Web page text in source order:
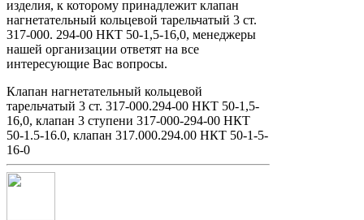
изделия, к которому принадлежит клапан
нагнетательный кольцевой тарельчатый 3 ст.
317-000. 294-00 НКТ 50-1,5-16,0, менеджеры
нашей организации ответят на все
интересующие Вас вопросы.
Клапан нагнетательный кольцевой
тарельчатый 3 ст. 317-000.294-00 НКТ 50-1,5-
16,0, клапан 3 ступени 317-000-294-00 НКТ
50-1.5-16.0, клапан 317.000.294.00 НКТ 50-1-5-
16-0